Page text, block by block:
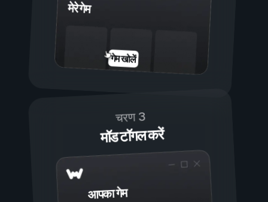
मेरे गेम
गेम खोलें
चरण 3
मॉड टॉगल करें
आपका गेम